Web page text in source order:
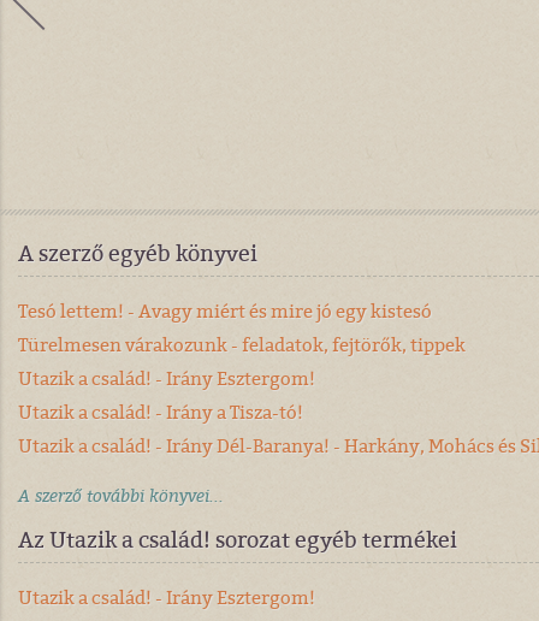
A szerző egyéb könyvei
Tesó lettem! - Avagy miért és mire jó egy kistesó
Türelmesen várakozunk - feladatok, fejtörők, tippek
Utazik a család! - Irány Esztergom!
Utazik a család! - Irány a Tisza-tó!
Utazik a család! - Irány Dél-Baranya! - Harkány, Mohács és
A szerző további könyvei...
Az Utazik a család! sorozat egyéb termékei
Utazik a család! - Irány Esztergom!